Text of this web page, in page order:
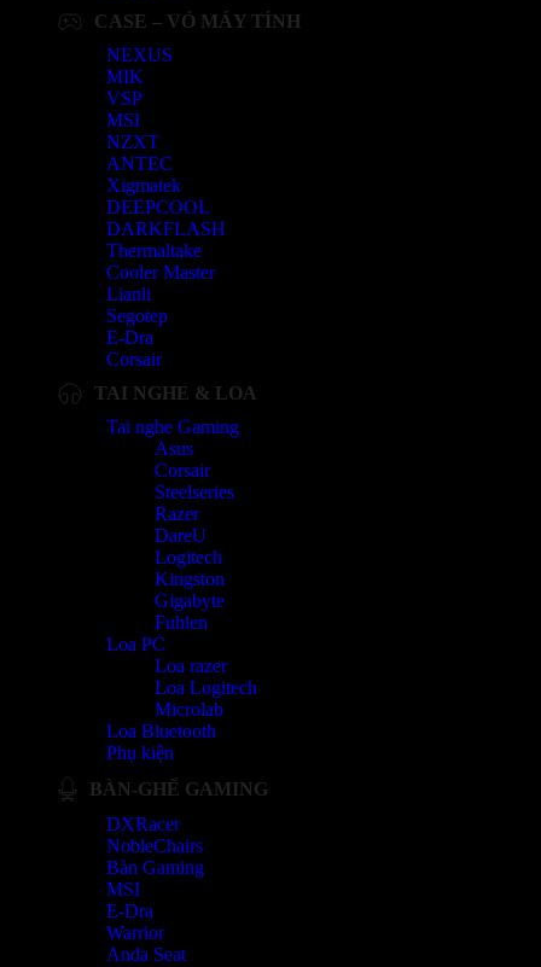
CASE – VỎ MÁY TÍNH
NEXUS
MIK
VSP
MSI
NZXT
ANTEC
Xigmatek
DEEPCOOL
DARKFLASH
Thermaltake
Cooler Master
Lianli
Segotep
E-Dra
Corsair
TAI NGHE & LOA
Tai nghe Gaming
Asus
Corsair
Steelseries
Razer
DareU
Logitech
Kingston
Gigabyte
Fuhlen
Loa PC
Loa razer
Loa Logitech
Microlab
Loa Bluetooth
Phụ kiện
BÀN-GHẾ GAMING
DXRacer
NobleChairs
Bàn Gaming
MSI
E-Dra
Warrior
Anda Seat